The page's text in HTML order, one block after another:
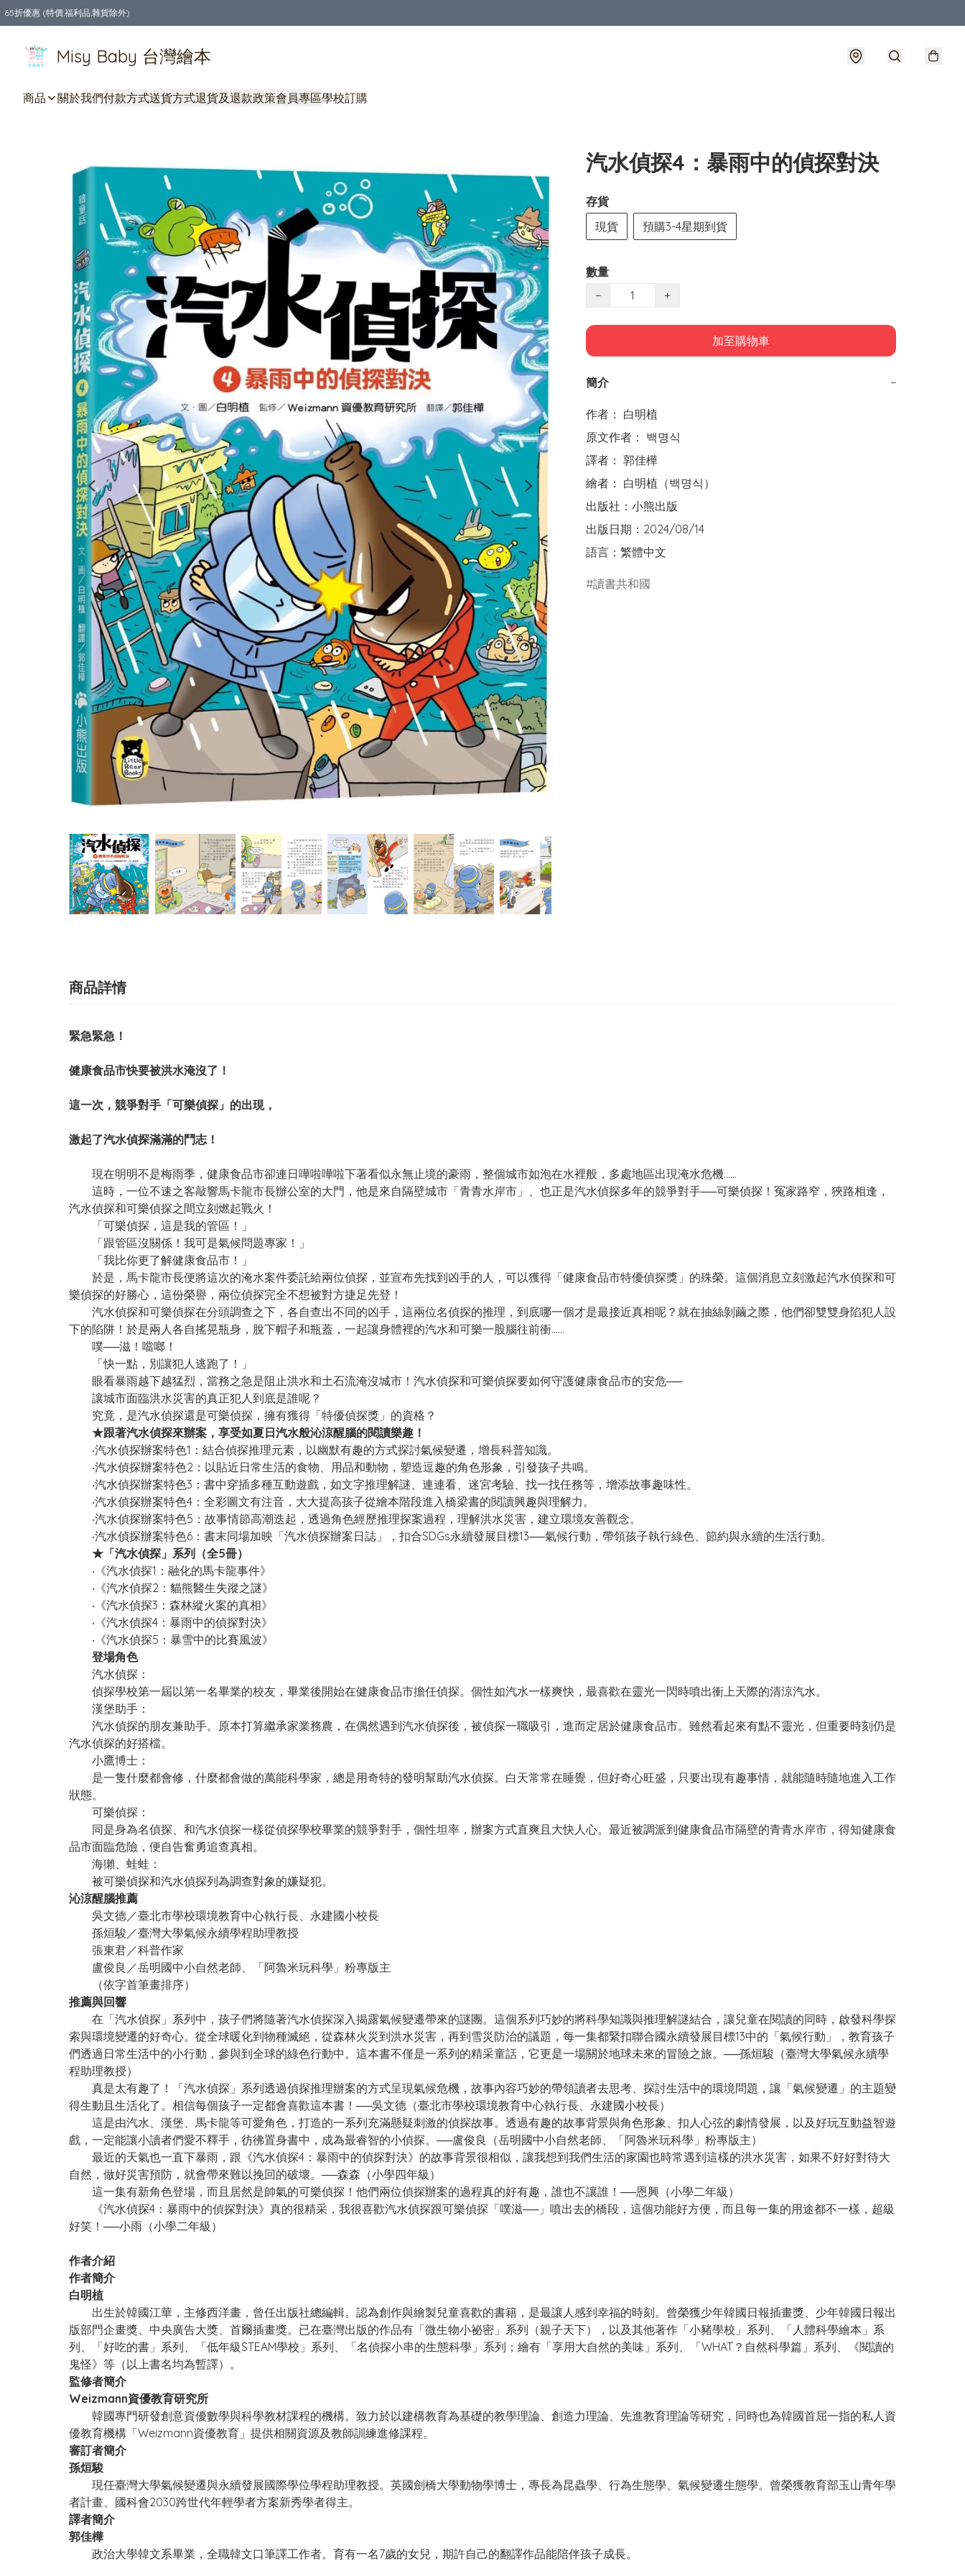
65折優惠 (特價,福利品,雜貨除外)
Misy Baby 台灣繪本
商品 關於我們付款方式送貨方式退貨及退款政策會員專區學校訂購
汽水偵探4：暴雨中的偵探對決
存貨
現貨
預購3-4星期到貨
數量
−
+
加至購物車
簡介 −
作者： 白明植
原文作者： 백명식
譯者： 郭佳樺
繪者： 白明植（백명식）
出版社：小熊出版
出版日期：2024/08/14
語言：繁體中文
讀書共和國
商品詳情
緊急緊急！
健康食品市快要被洪水淹沒了！
這一次，競爭對手「可樂偵探」的出現，
激起了汽水偵探滿滿的鬥志！
現在明明不是梅雨季，健康食品市卻連日嘩啦嘩啦下著看似永無止境的豪雨，整個城市如泡在水裡般，多處地區出現淹水危機……
這時，一位不速之客敲響馬卡龍市長辦公室的大門，他是來自隔壁城市「青青水岸市」、也正是汽水偵探多年的競爭對手──可樂偵探！冤家路窄，狹路相逢，
汽水偵探和可樂偵探之間立刻燃起戰火！
「可樂偵探，這是我的管區！」
「跟管區沒關係！我可是氣候問題專家！」
「我比你更了解健康食品市！」
於是，馬卡龍市長便將這次的淹水案件委託給兩位偵探，並宣布先找到凶手的人，可以獲得「健康食品市特優偵探獎」的殊榮。這個消息立刻激起汽水偵探和可
樂偵探的好勝心，這份榮譽，兩位偵探完全不想被對方捷足先登！
汽水偵探和可樂偵探在分頭調查之下，各自查出不同的凶手，這兩位名偵探的推理，到底哪一個才是最接近真相呢？就在抽絲剝繭之際，他們卻雙雙身陷犯人設
下的陷阱！於是兩人各自搖晃瓶身，脫下帽子和瓶蓋，一起讓身體裡的汽水和可樂一股腦往前衝……
噗──滋！噹啷！
「快一點，別讓犯人逃跑了！」
眼看暴雨越下越猛烈，當務之急是阻止洪水和土石流淹沒城市！汽水偵探和可樂偵探要如何守護健康食品市的安危──
讓城市面臨洪水災害的真正犯人到底是誰呢？
究竟，是汽水偵探還是可樂偵探，擁有獲得「特優偵探獎」的資格？
★跟著汽水偵探來辦案，享受如夏日汽水般沁涼醒腦的閱讀樂趣！
‧汽水偵探辦案特色1：結合偵探推理元素，以幽默有趣的方式探討氣候變遷，增長科普知識。
‧汽水偵探辦案特色2：以貼近日常生活的食物、用品和動物，塑造逗趣的角色形象，引發孩子共鳴。
‧汽水偵探辦案特色3：書中穿插多種互動遊戲，如文字推理解謎、連連看、迷宮考驗、找一找任務等，增添故事趣味性。
‧汽水偵探辦案特色4：全彩圖文有注音，大大提高孩子從繪本階段進入橋梁書的閱讀興趣與理解力。
‧汽水偵探辦案特色5：故事情節高潮迭起，透過角色經歷推理探案過程，理解洪水災害，建立環境友善觀念。
‧汽水偵探辦案特色6：書末同場加映「汽水偵探辦案日誌」，扣合SDGs永續發展目標13──氣候行動，帶領孩子執行綠色、節約與永續的生活行動。
★「汽水偵探」系列（全5冊）
‧《汽水偵探1：融化的馬卡龍事件》
‧《汽水偵探2：貓熊醫生失蹤之謎》
‧《汽水偵探3：森林縱火案的真相》
‧《汽水偵探4：暴雨中的偵探對決》
‧《汽水偵探5：暴雪中的比賽風波》
登場角色
汽水偵探：
偵探學校第一屆以第一名畢業的校友，畢業後開始在健康食品市擔任偵探。個性如汽水一樣爽快，最喜歡在靈光一閃時噴出衝上天際的清涼汽水。
漢堡助手：
汽水偵探的朋友兼助手。原本打算繼承家業務農，在偶然遇到汽水偵探後，被偵探一職吸引，進而定居於健康食品市。雖然看起來有點不靈光，但重要時刻仍是
汽水偵探的好搭檔。
小鷹博士：
是一隻什麼都會修，什麼都會做的萬能科學家，總是用奇特的發明幫助汽水偵探。白天常常在睡覺，但好奇心旺盛，只要出現有趣事情，就能隨時隨地進入工作
狀態。
可樂偵探：
同是身為名偵探、和汽水偵探一樣從偵探學校畢業的競爭對手，個性坦率，辦案方式直爽且大快人心。最近被調派到健康食品市隔壁的青青水岸市，得知健康食
品市面臨危險，便自告奮勇追查真相。
海獺、蛙蛙：
被可樂偵探和汽水偵探列為調查對象的嫌疑犯。
沁涼醒腦推薦
吳文德／臺北市學校環境教育中心執行長、永建國小校長
孫烜駿／臺灣大學氣候永續學程助理教授
張東君／科普作家
盧俊良／岳明國中小自然老師、「阿魯米玩科學」粉專版主
（依字首筆畫排序）
推薦與回響
在「汽水偵探」系列中，孩子們將隨著汽水偵探深入揭露氣候變遷帶來的謎團。這個系列巧妙的將科學知識與推理解謎結合，讓兒童在閱讀的同時，啟發科學探
索與環境變遷的好奇心。從全球暖化到物種滅絕，從森林火災到洪水災害，再到雪災防治的議題，每一集都緊扣聯合國永續發展目標13中的「氣候行動」，教育孩子
們透過日常生活中的小行動，參與到全球的綠色行動中。這本書不僅是一系列的精采童話，它更是一場關於地球未來的冒險之旅。──孫烜駿（臺灣大學氣候永續學
程助理教授）
真是太有趣了！「汽水偵探」系列透過偵探推理辦案的方式呈現氣候危機，故事內容巧妙的帶領讀者去思考、探討生活中的環境問題，讓「氣候變遷」的主題變
得生動且生活化了。相信每個孩子一定都會喜歡這本書！──吳文德（臺北市學校環境教育中心執行長、永建國小校長）
這是由汽水、漢堡、馬卡龍等可愛角色，打造的一系列充滿懸疑刺激的偵探故事。透過有趣的故事背景與角色形象、扣人心弦的劇情發展，以及好玩互動益智遊
戲，一定能讓小讀者們愛不釋手，彷彿置身書中，成為最睿智的小偵探。──盧俊良（岳明國中小自然老師、「阿魯米玩科學」粉專版主）
最近的天氣也一直下暴雨，跟《汽水偵探4：暴雨中的偵探對決》的故事背景很相似，讓我想到我們生活的家園也時常遇到這樣的洪水災害，如果不好好對待大
自然，做好災害預防，就會帶來難以挽回的破壞。──森森（小學四年級）
這一集有新角色登場，而且居然是帥氣的可樂偵探！他們兩位偵探辦案的過程真的好有趣，誰也不讓誰！──恩興（小學二年級）
《汽水偵探4：暴雨中的偵探對決》真的很精采，我很喜歡汽水偵探跟可樂偵探「噗滋──」噴出去的橋段，這個功能好方便，而且每一集的用途都不一樣，超級
好笑！──小雨（小學二年級）
作者介紹
作者簡介
白明植
出生於韓國江華，主修西洋畫，曾任出版社總編輯。認為創作與繪製兒童喜歡的書籍，是最讓人感到幸福的時刻。曾榮獲少年韓國日報插畫獎、少年韓國日報出
版部門企畫獎、中央廣告大獎、首爾插畫獎。已在臺灣出版的作品有「微生物小祕密」系列（親子天下），以及其他著作「小豬學校」系列、「人體科學繪本」系
列、「好吃的書」系列、「低年級STEAM學校」系列、「名偵探小串的生態科學」系列；繪有「享用大自然的美味」系列、「WHAT？自然科學篇」系列、《閱讀的
鬼怪》等（以上書名均為暫譯）。
監修者簡介
Weizmann資優教育研究所
韓國專門研發創意資優數學與科學教材課程的機構。致力於以建構教育為基礎的教學理論、創造力理論、先進教育理論等研究，同時也為韓國首屈一指的私人資
優教育機構「Weizmann資優教育」提供相關資源及教師訓練進修課程。
審訂者簡介
孫烜駿
現任臺灣大學氣候變遷與永續發展國際學位學程助理教授。英國劍橋大學動物學博士，專長為昆蟲學、行為生態學、氣候變遷生態學。曾榮獲教育部玉山青年學
者計畫、國科會2030跨世代年輕學者方案新秀學者得主。
譯者簡介
郭佳樺
政治大學韓文系畢業，全職韓文口筆譯工作者。育有一名7歲的女兒，期許自己的翻譯作品能陪伴孩子成長。